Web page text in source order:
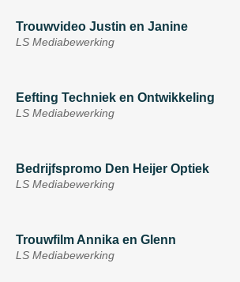
Trouwvideo Justin en Janine
LS Mediabewerking
Eefting Techniek en Ontwikkeling
LS Mediabewerking
Bedrijfspromo Den Heijer Optiek
LS Mediabewerking
Trouwfilm Annika en Glenn
LS Mediabewerking